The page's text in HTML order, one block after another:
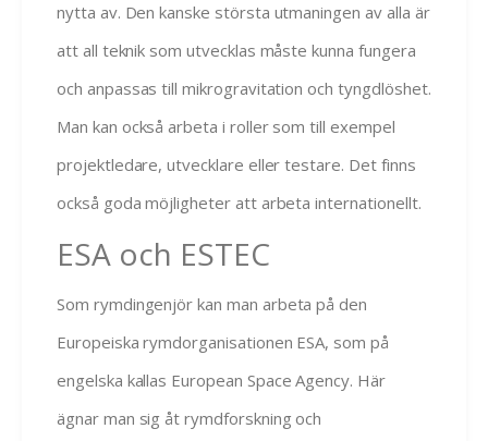
nytta av. Den kanske största utmaningen av alla är
att all teknik som utvecklas måste kunna fungera
och anpassas till mikrogravitation och tyngdlöshet.
Man kan också arbeta i roller som till exempel
projektledare, utvecklare eller testare. Det finns
också goda möjligheter att arbeta internationellt.
ESA och ESTEC
Som rymdingenjör kan man arbeta på den
Europeiska rymdorganisationen ESA, som på
engelska kallas European Space Agency. Här
ägnar man sig åt rymdforskning och